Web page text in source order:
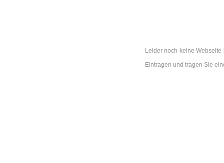
Leider noch keine
Eintragen und tragen Sie